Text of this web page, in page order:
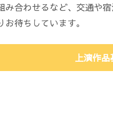
合わせるなど、交通や
待ちしています。
上演作